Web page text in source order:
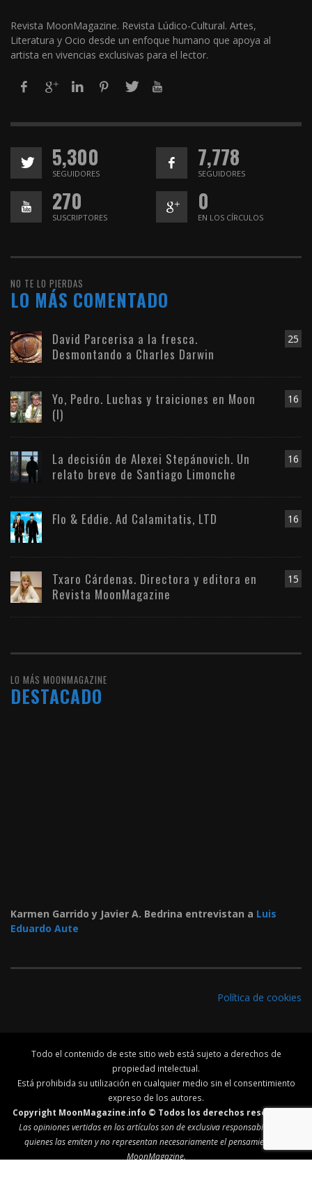
Revista MoonMagazine. Revista Lúdico-Cultural. Artes,
Literatura y Ocio desde un enfoque humano que apoya al
artista en vivencias exclusivas para el lector.
5,300
SEGUIDORES
7,778
SEGUIDORES
270
SUSCRIPTORES
0
EN LOS CÍRCULOS
NO TE LO PIERDAS
LO MÁS COMENTADO
25
David Parcerisa a la fresca.
Desmontando a Charles Darwin
16
Yo, Pedro. Luchas y traiciones en Moon
(I)
16
La decisión de Alexei Stepánovich. Un
relato breve de Santiago Limonche
16
Flo & Eddie. Ad Calamitatis, LTD
15
Txaro Cárdenas. Directora y editora en
Revista MoonMagazine
LO MÁS MOONMAGAZINE
DESTACADO
Karmen Garrido y Javier A. Bedrina entrevistan a Luis
Eduardo Aute
Política de cookies
Todo el contenido de este sitio web está sujeto a derechos de
propiedad intelectual.
Está prohibida su utilización en cualquier medio sin el consentimiento
expreso de los autores.
Copyright MoonMagazine.info © Todos los derechos reservados.
Las opiniones vertidas en los artículos son de exclusiva responsabilidad de
quienes las emiten y no representan necesariamente el pensamiento de
MoonMagazine.